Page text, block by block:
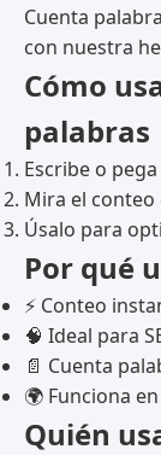
Cuenta
con nuestra
Cómo
palabras
Escribe o
Mira el
Úsalo para
Por qué
⚡ Conteo
🧠 Ideal para
📄 Cuenta
🌍 Funciona
Quién